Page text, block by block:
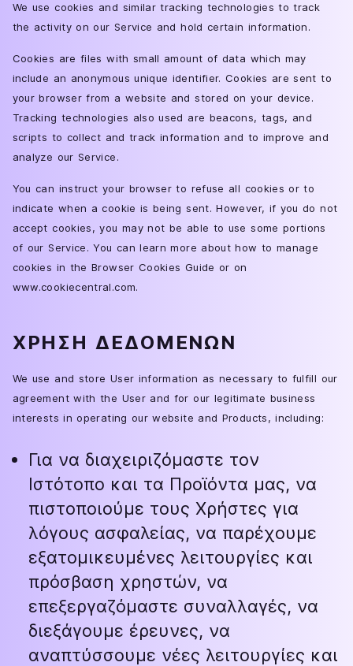
We use cookies and similar tracking technologies to track
the activity on our Service and hold certain information.
Cookies are files with small amount of data which may
include an anonymous unique identifier. Cookies are sent to
your browser from a website and stored on your device.
Tracking technologies also used are beacons, tags, and
scripts to collect and track information and to improve and
analyze our Service.
You can instruct your browser to refuse all cookies or to
indicate when a cookie is being sent. However, if you do not
accept cookies, you may not be able to use some portions
of our Service. You can learn more about how to manage
cookies in the Browser Cookies Guide or on
www.cookiecentral.com.
ΧΡΉΣΗ ΔΕΔΟΜΈΝΩΝ
We use and store User information as necessary to fulfill our
agreement with the User and for our legitimate business
interests in operating our website and Products, including:
Για να διαχειριζόμαστε τον
Ιστότοπο και τα Προϊόντα μας, να
πιστοποιούμε τους Χρήστες για
λόγους ασφαλείας, να παρέχουμε
εξατομικευμένες λειτουργίες και
πρόσβαση χρηστών, να
επεξεργαζόμαστε συναλλαγές, να
διεξάγουμε έρευνες, να
αναπτύσσουμε νέες λειτουργίες και